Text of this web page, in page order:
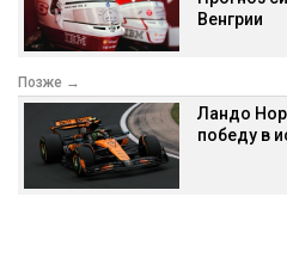
Венгрии
Позже →
Ландо
победу в